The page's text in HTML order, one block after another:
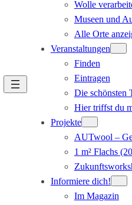
Wolle
Museen und
Alle Orte
Veranstaltungen
Finden
Eintragen
Die
Hier triffst du
Projekte
AUTwool –
1 m² Flachs
Informiere dich!
Im Magazin